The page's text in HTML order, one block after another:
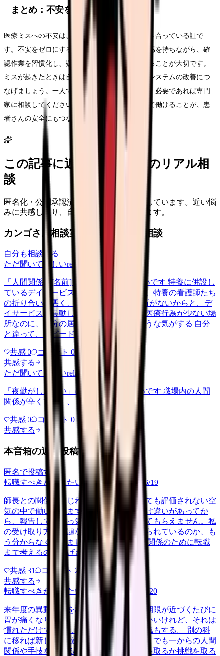
まとめ：不安を力に変える
医療ミスへの不安は、あなたが真剣に看護と向き合っている証で
す。不安をゼロにする必要はなく、適度な緊張感を持ちながら、確
認作業を習慣化し、疑問を口に出せる環境を作ることが大切です。
ミスが起きたときは自分を責めるのではなく、システムの改善につ
なげましょう。一人で抱え込まず、同僚や先輩、必要であれば専門
家に相談してください。あなたが健康で安心して働けることが、患
者さんの安全にもつながります。
この記事に近い看護師さんのリアル相
談
匿名化・公開承認済みの本音だけを表示しています。近い悩
みに共感したり、自分の状況を投稿できます。
カンゴさん相談室から共有された相談
自分も相談する
ただ聞いてほしいrelationships
「人間関係が[名前]」について相談したいです 特養に併設し
ているデイサービスで働いてるのですが、特養の看護師たち
の折り合いが悪く、その中の1人が居場所がないからと、デ
イサービスに異動してきて。ただでさえ医療行為が少ない場
所なのに、自分の居場所がなくなったような気がする 自分
と違って、スピードが速いし…
共感 0 コメント 0
共感する
ただ聞いてほしいrelationships 2026/6/13
「夜勤がしんどい」について相談したいです 職場内の人間
関係が辛くて、、、
共感 0 コメント 0
共感する
本音箱の近い投稿
匿名で投稿する
転職すべきか知りたい
ningen-kankei 2026/6/19
師長との関係がこじれてしまい、何をしても評価されない空
気の中で働いています。一度ボタンの掛け違いがあってか
ら、報告しても素っ気なく、相談も聞いてもらえません。私
の受け取り方の問題なのか、本当に避けられているのか、も
う分からなくなりました。 この一人との関係のために転職
まで考えるのは大げさかとも思う…
共感 31 コメント 2
共感する
転職すべきか知りたい
career-growth 2026/5/20
来年度の異動希望を出すかどうか、提出期限が近づくたびに
胃が痛くなります。今の病棟は居心地はいいけれど、それは
慣れただけで成長しているわけじゃない気もする。 別の科
に移れば新しい刺激があるかもしれない。でも一からの人間
関係や手技を考えると足がすくむ。安定を取るか挑戦を取る